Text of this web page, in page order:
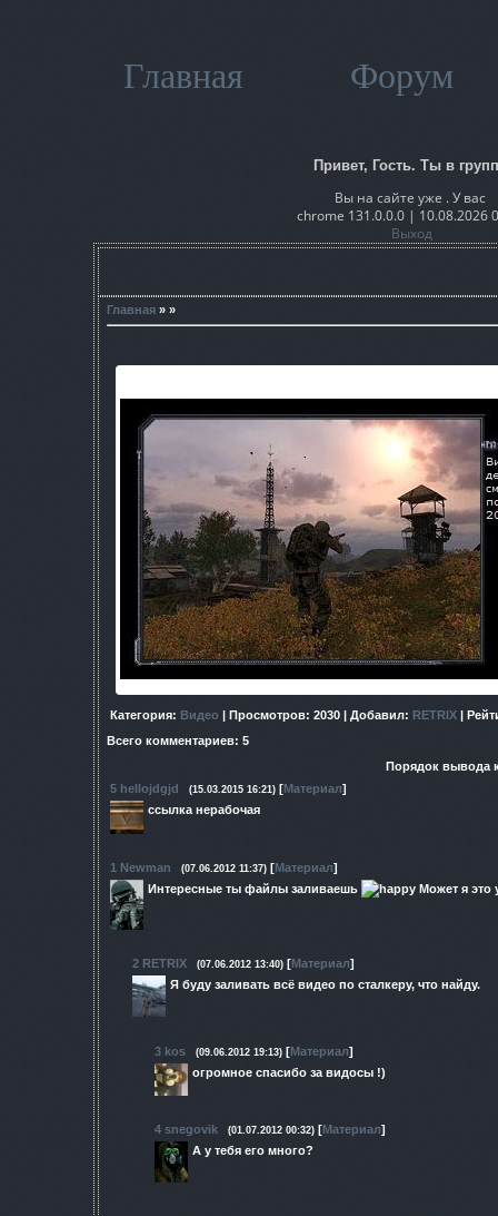
Главная Форум
Привет, Гость. Ты в
Вы на сайте уже . У вас
chrome 131.0.0.0 | 10.08.2026
Выход
Главная » »
Категория: Видео | Просмотров: 2030 | Добавил: RETRIX |
Всего комментариев: 5
Порядок вывода
5 hellojdgjd (15.03.2015 16:21) [Материал]
ссылка нерабочая
1 Newman (07.06.2012 11:37) [Материал]
Интересные ты файлы заливаешь
Может я это
2 RETRIX (07.06.2012 13:40) [Материал]
Я буду заливать всё видео по сталкеру, что найду.
3 kos (09.06.2012 19:13) [Материал]
огромное спасибо за видосы !)
4 snegovik (01.07.2012 00:32) [Материал]
А у тебя его много?